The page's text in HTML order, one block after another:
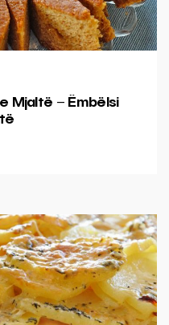
Mjaltë – Ëmbëlsi